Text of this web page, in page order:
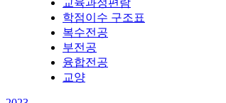
학점이수 구조표
복수전공
부전공
융합전공
교양